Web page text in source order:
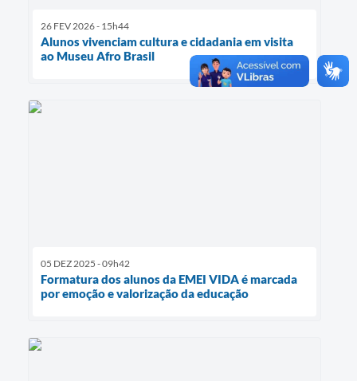
26 FEV 2026 - 15h44
Alunos vivenciam cultura e cidadania em visita
ao Museu Afro Brasil
05 DEZ 2025 - 09h42
Formatura dos alunos da EMEI VIDA é marcada
por emoção e valorização da educação